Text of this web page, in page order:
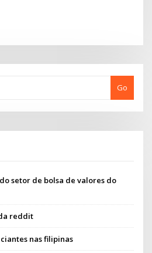
Go
setor de bolsa de valores do
reddit
nas filipinas